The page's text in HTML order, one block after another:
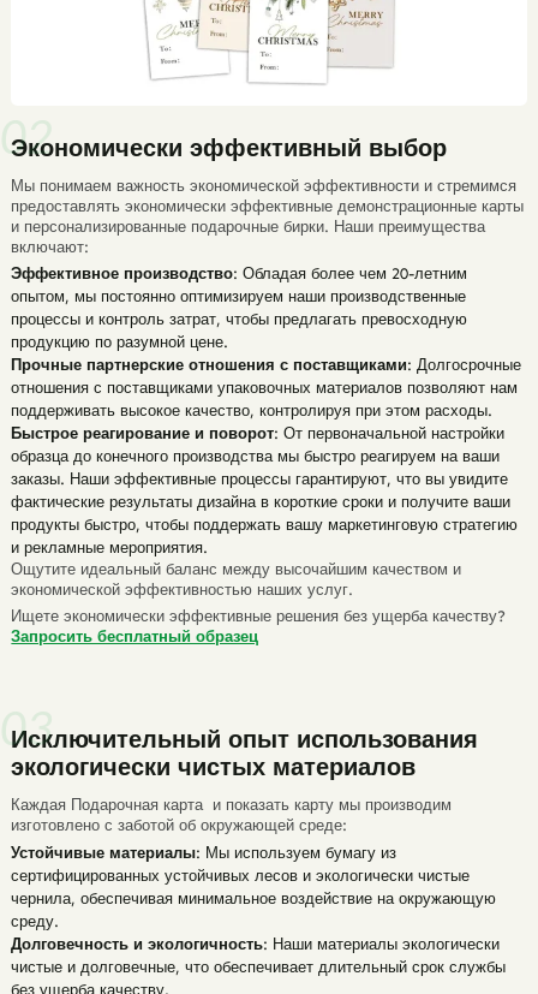
Экономически эффективный выбор
Мы понимаем важность экономической эффективности и стремимся
предоставлять экономически эффективные демонстрационные карты
и персонализированные подарочные бирки. Наши преимущества
включают:
Эффективное производство: Обладая более чем 20-летним
опытом, мы постоянно оптимизируем наши производственные
процессы и контроль затрат, чтобы предлагать превосходную
продукцию по разумной цене.
Прочные партнерские отношения с поставщиками: Долгосрочные
отношения с поставщиками упаковочных материалов позволяют нам
поддерживать высокое качество, контролируя при этом расходы.
Быстрое реагирование и поворот: От первоначальной настройки
образца до конечного производства мы быстро реагируем на ваши
заказы. Наши эффективные процессы гарантируют, что вы увидите
фактические результаты дизайна в короткие сроки и получите ваши
продукты быстро, чтобы поддержать вашу маркетинговую стратегию
и рекламные мероприятия.
Ощутите идеальный баланс между высочайшим качеством и
экономической эффективностью наших услуг.
Ищете экономически эффективные решения без ущерба качеству?
Запросить бесплатный образец
Исключительный опыт использования
экологически чистых материалов
Каждая Подарочная картаи показать карту мы производим
изготовлено с заботой об окружающей среде:
Устойчивые материалы: Мы используем бумагу из
сертифицированных устойчивых лесов и экологически чистые
чернила, обеспечивая минимальное воздействие на окружающую
среду.
Долговечность и экологичность: Наши материалы экологически
чистые и долговечные, что обеспечивает длительный срок службы
без ущерба качеству.